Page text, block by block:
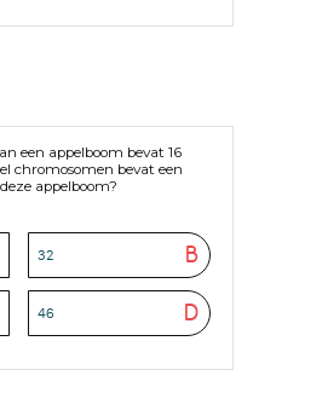
een appelboom bevat 16
chromosomen bevat een
appelboom?
B
32
D
46